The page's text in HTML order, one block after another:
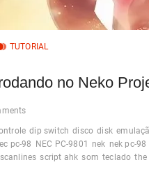
TUTORIAL
no Neko
dip switch disco disk
pc-98 NEC PC-9801 nek nek pc-98
scanlines script ahk som teclado the